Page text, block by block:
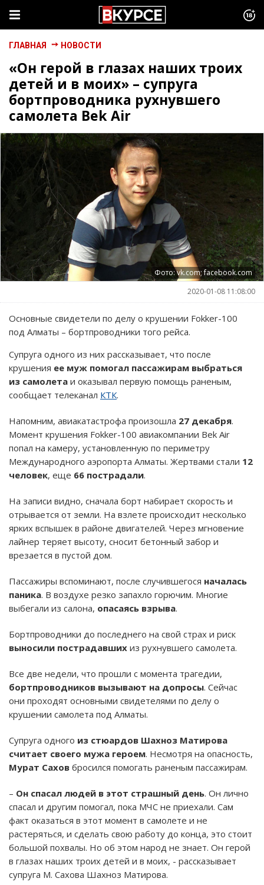
ГЛАВНАЯ НОВОСТИ
«Он герой в глазах наших троих
детей и в моих» – супруга
бортпроводника рухнувшего
самолета Bek Air
Фото: vk.com; facebook.com
2020-01-08 11:08:00
Основные свидетели по делу о крушении Fokker-100
под Алматы – бортпроводники того рейса.
Супруга одного из них рассказывает, что после
крушения ее муж помогал пассажирам выбраться
из самолета и оказывал первую помощь раненым,
сообщает телеканал КТК.
Напомним, авиакатастрофа произошла 27 декабря.
Момент крушения Fokker-100 авиакомпании Bek Air
попал на камеру, установленную по периметру
Международного аэропорта Алматы. Жертвами стали 12
человек, еще 66 пострадали.
На записи видно, сначала борт набирает скорость и
отрывается от земли. На взлете происходит несколько
ярких вспышек в районе двигателей. Через мгновение
лайнер теряет высоту, сносит бетонный забор и
врезается в пустой дом.
Пассажиры вспоминают, после случившегося началась
паника. В воздухе резко запахло горючим. Многие
выбегали из салона, опасаясь взрыва.
Бортпроводники до последнего на свой страх и риск
выносили пострадавших из рухнувшего самолета.
Все две недели, что прошли с момента трагедии,
бортпроводников вызывают на допросы. Сейчас
они проходят основными свидетелями по делу о
крушении самолета под Алматы.
Супруга одного из стюардов Шахноз Матирова
считает своего мужа героем. Несмотря на опасность,
Мурат Сахов бросился помогать раненым пассажирам.
– Он спасал людей в этот страшный день. Он лично
спасал и другим помогал, пока МЧС не приехали. Сам
факт оказаться в этот момент в самолете и не
растеряться, и сделать свою работу до конца, это стоит
большой похвалы. Но об этом народ не знает. Он герой
в глазах наших троих детей и в моих, - рассказывает
супруга М. Сахова Шахноз Матирова.